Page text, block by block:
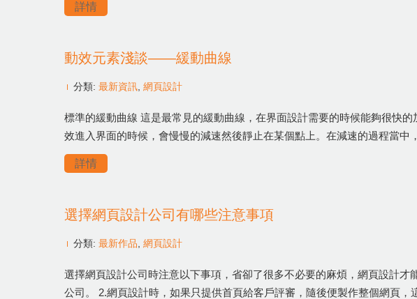
詳情
動效元素淺談——緩動曲線
分類: 最新資訊 網頁設計
標準的緩動曲線 這是最常見的緩動曲線，在界面設計需要的時候能夠很快
效進入界面的時候，會慢慢的減速然後靜止在某個點上。在減速的過程當中
詳情
選擇網頁設計公司有哪些注意事項
分類: 最新作品 網頁設計
選擇網頁設計公司時注意以下事項，省卻了很多不必要的麻煩，網頁設計
公司。 2.網頁設計時，如果只提供首頁給客戶評審，隨後便製作整個網頁，